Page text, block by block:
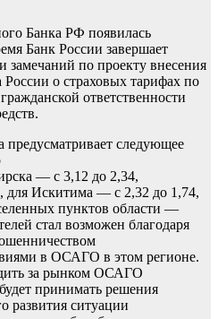
Банка РФ появилась
Банк России завершает
замечаний по проекту внесения
о страховых тарифах по
ответственности
предусматривает следующее
— с 3,12 до 2,34,
для Искитима — с 2,32 до 1,74,
пунктов области —
стал возможен благодаря
в ОСАГО в этом регионе.
за рынком ОСАГО
принимать решения
развития ситуации